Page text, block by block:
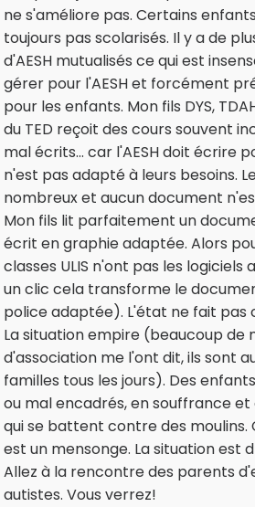
ne s'améliore pas. Certains
toujours pas scolarisés. Il y a de
d'AESH mutualisés ce qui est
gérer pour l'AESH et forcément
pour les enfants. Mon fils DYS,
du TED reçoit des cours souvent
mal écrits... car l'AESH doit écrire
n'est pas adapté à leurs besoins.
nombreux et aucun document
Mon fils lit parfaitement un
écrit en graphie adaptée. Alors
classes ULIS n'ont pas les logiciels
un clic cela transforme le
police adaptée). L'état ne fait pas
La situation empire (beaucoup de
d'association me l'ont dit, ils sont
familles tous les jours). Des
ou mal encadrés, en souffrance
qui se battent contre des moulins.
est un mensonge. La situation est
Allez à la rencontre des parents
autistes. Vous verrez!